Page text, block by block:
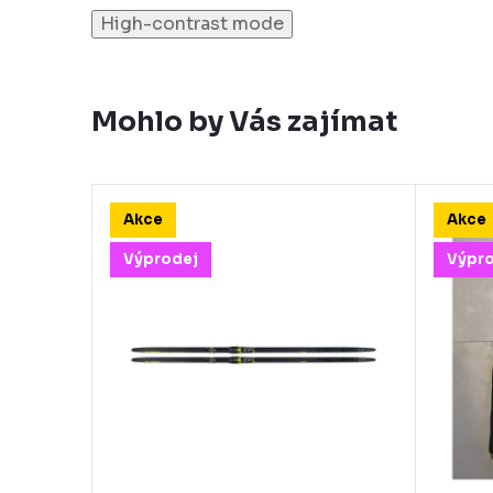
High-contrast mode
Mohlo by Vás zajímat
Akce
Výprodej
Akce